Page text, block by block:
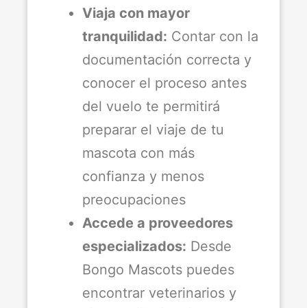
Viaja con mayor
tranquilidad: Contar con la
documentación correcta y
conocer el proceso antes
del vuelo te permitirá
preparar el viaje de tu
mascota con más
confianza y menos
preocupaciones
Accede a proveedores
especializados: Desde
Bongo Mascots puedes
encontrar veterinarios y